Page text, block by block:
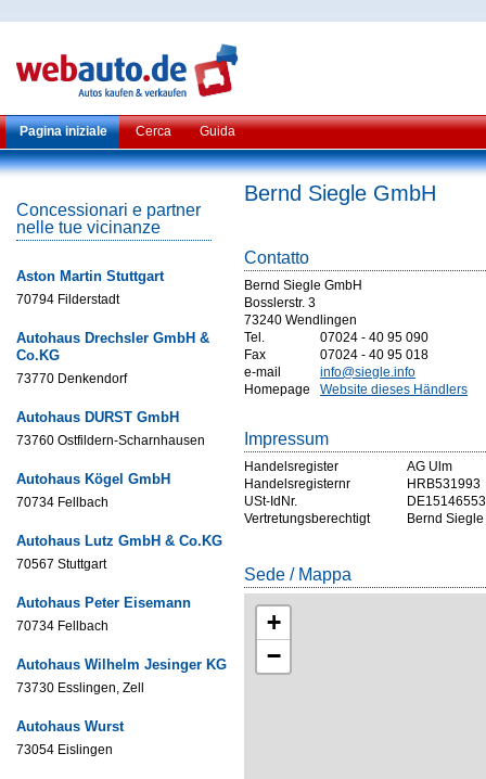
Pagina iniziale Cerca Guida
Concessionari e partner
nelle tue vicinanze
Aston Martin Stuttgart
70794 Filderstadt
Autohaus Drechsler GmbH &
Co.KG
73770 Denkendorf
Autohaus DURST GmbH
73760 Ostfildern-Scharnhausen
Autohaus Kögel GmbH
70734 Fellbach
Autohaus Lutz GmbH & Co.KG
70567 Stuttgart
Autohaus Peter Eisemann
70734 Fellbach
Autohaus Wilhelm Jesinger KG
73730 Esslingen, Zell
Autohaus Wurst
73054 Eislingen
Bernd Siegle GmbH
Contatto
Bernd Siegle GmbH
Bosslerstr. 3
73240 Wendlingen
Tel.
07024 - 40 95 090
Fax
07024 - 40 95 018
e-mail
info@siegle.info
Homepage
Website dieses Händlers
Impressum
Handelsregister
AG Ulm
Handelsregisternr
HRB531993
USt-IdNr.
Vertretungsberechtigt
Bernd Siegle
Sede / Mappa
+
−